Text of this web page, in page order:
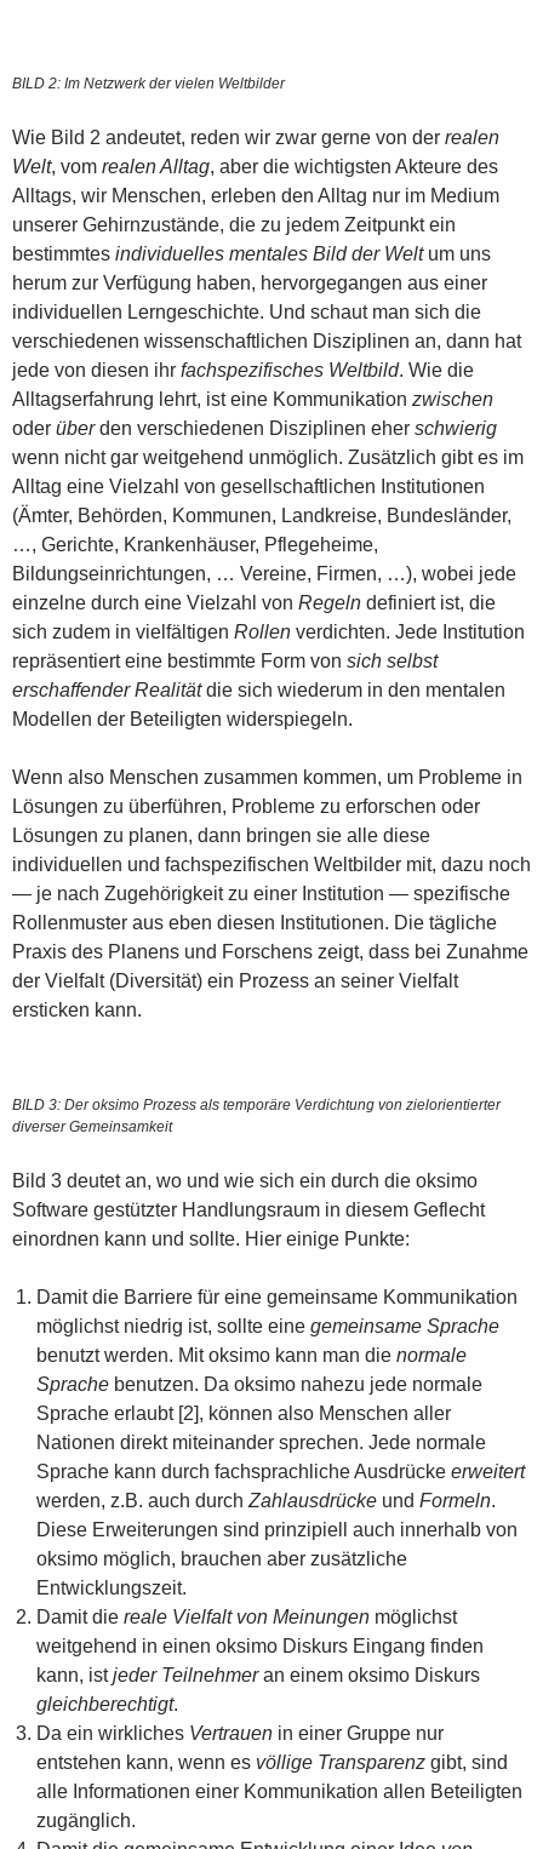
BILD 2: Im Netzwerk der vielen Weltbilder
Wie Bild 2 andeutet, reden wir zwar gerne von der realen
Welt, vom realen Alltag, aber die wichtigsten Akteure des
Alltags, wir Menschen, erleben den Alltag nur im Medium
unserer Gehirnzustände, die zu jedem Zeitpunkt ein
bestimmtes individuelles mentales Bild der Welt um uns
herum zur Verfügung haben, hervorgegangen aus einer
individuellen Lerngeschichte. Und schaut man sich die
verschiedenen wissenschaftlichen Disziplinen an, dann hat
jede von diesen ihr fachspezifisches Weltbild. Wie die
Alltagserfahrung lehrt, ist eine Kommunikation zwischen
oder überden verschiedenen Disziplinen eher schwierig
wenn nicht gar weitgehend unmöglich. Zusätzlich gibt es im
Alltag eine Vielzahl von gesellschaftlichen Institutionen
(Ämter, Behörden, Kommunen, Landkreise, Bundesländer,
…, Gerichte, Krankenhäuser, Pflegeheime,
Bildungseinrichtungen, … Vereine, Firmen, …), wobei jede
einzelne durch eine Vielzahl von Regeln definiert ist, die
sich zudem in vielfältigen Rollen verdichten. Jede Institution
repräsentiert eine bestimmte Form von sich selbst
erschaffender Realitätdie sich wiederum in den mentalen
Modellen der Beteiligten widerspiegeln.
Wenn also Menschen zusammen kommen, um Probleme in
Lösungen zu überführen, Probleme zu erforschen oder
Lösungen zu planen, dann bringen sie alle diese
individuellen und fachspezifischen Weltbilder mit, dazu noch
— je nach Zugehörigkeit zu einer Institution — spezifische
Rollenmuster aus eben diesen Institutionen. Die tägliche
Praxis des Planens und Forschens zeigt, dass bei Zunahme
der Vielfalt (Diversität) ein Prozess an seiner Vielfalt
ersticken kann.
BILD 3: Der oksimo Prozess als temporäre Verdichtung von zielorientierter
diverser Gemeinsamkeit
Bild 3 deutet an, wo und wie sich ein durch die oksimo
Software gestützter Handlungsraum in diesem Geflecht
einordnen kann und sollte. Hier einige Punkte:
Damit die Barriere für eine gemeinsame Kommunikation
möglichst niedrig ist, sollte eine gemeinsame Sprache
benutzt werden. Mit oksimo kann man die normale
Sprache benutzen. Da oksimo nahezu jede normale
Sprache erlaubt [2], können also Menschen aller
Nationen direkt miteinander sprechen. Jede normale
Sprache kann durch fachsprachliche Ausdrücke erweitert
werden, z.B. auch durch Zahlausdrücke und Formeln.
Diese Erweiterungen sind prinzipiell auch innerhalb von
oksimo möglich, brauchen aber zusätzliche
Entwicklungszeit.
Damit die reale Vielfalt von Meinungen möglichst
weitgehend in einen oksimo Diskurs Eingang finden
kann, istjeder Teilnehmeran einem oksimo Diskurs
gleichberechtigt.
Da ein wirkliches Vertrauen in einer Gruppe nur
entstehen kann, wenn es völlige Transparenz gibt, sind
alle Informationen einer Kommunikation allen Beteiligten
zugänglich.